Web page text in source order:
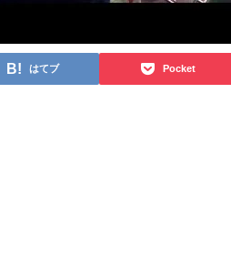
はてブ Pocket